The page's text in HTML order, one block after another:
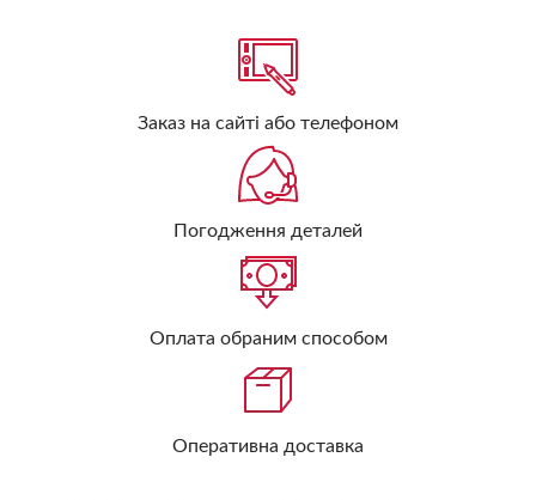
Заказ на сайті або телефоном
Погодження деталей
Оплата обраним способом
Оперативна доставка